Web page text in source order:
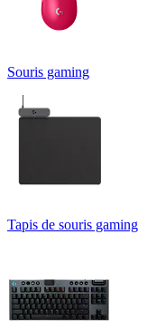
Souris gaming
Tapis de souris gaming